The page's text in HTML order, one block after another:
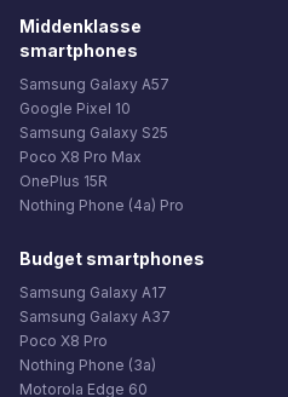
Middenklasse
smartphones
Samsung Galaxy A57
Google Pixel 10
Samsung Galaxy S25
Poco X8 Pro Max
OnePlus 15R
Nothing Phone (4a) Pro
Budget smartphones
Samsung Galaxy A17
Samsung Galaxy A37
Poco X8 Pro
Nothing Phone (3a)
Motorola Edge 60